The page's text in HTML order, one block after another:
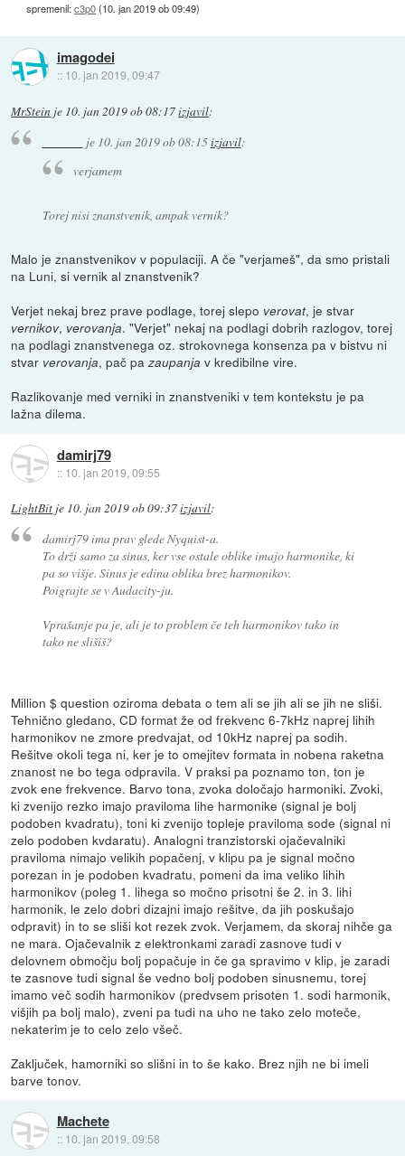
spremenil:c3p0(10. jan 2019 ob 09:49)
imagodei
:: 10. jan 2019, 09:47
MrStein je 10. jan 2019 ob 08:17izjavil:
je 10. jan 2019 ob 08:15izjavil:
verjamem
Torej nisi znanstvenik, ampak vernik?
Malo je znanstvenikov v populaciji. A če "verjameš", da smo pristali
na Luni, si vernik al znanstvenik?
Verjet nekaj brez prave podlage, torej slepo verovat, je stvar
vernikov, verovanja. "Verjet" nekaj na podlagi dobrih razlogov, torej
na podlagi znanstvenega oz. strokovnega konsenza pa v bistvu ni
stvar verovanja, pač pazaupanjav kredibilne vire.
Razlikovanje med verniki in znanstveniki v tem kontekstu je pa
lažna dilema.
damirj79
:: 10. jan 2019, 09:55
LightBit je 10. jan 2019 ob 09:37izjavil:
damirj79 ima prav glede Nyquist-a.
To drži samo za sinus, ker vse ostale oblike imajo harmonike, ki
pa so višje. Sinus je edina oblika brez harmonikov.
Poigrajte se v Audacity-ju.
Vprašanje pa je, ali je to problem če teh harmonikov tako in
tako ne slišiš?
Million $ question oziroma debata o tem ali se jih ali se jih ne sliši.
Tehnično gledano, CD format že od frekvenc 6-7kHz naprej lihih
harmonikov ne zmore predvajat, od 10kHz naprej pa sodih.
Rešitve okoli tega ni, ker je to omejitev formata in nobena raketna
znanost ne bo tega odpravila. V praksi pa poznamo ton, ton je
zvok ene frekvence. Barvo tona, zvoka določajo harmoniki. Zvoki,
ki zvenijo rezko imajo praviloma lihe harmonike (signal je bolj
podoben kvadratu), toni ki zvenijo topleje praviloma sode (signal ni
zelo podoben kvdaratu). Analogni tranzistorski ojačevalniki
praviloma nimajo velikih popačenj, v klipu pa je signal močno
porezan in je podoben kvadratu, pomeni da ima veliko lihih
harmonikov (poleg 1. lihega so močno prisotni še 2. in 3. lihi
harmonik, le zelo dobri dizajni imajo rešitve, da jih poskušajo
odpravit) in to se sliši kot rezek zvok. Verjamem, da skoraj nihče ga
ne mara. Ojačevalnik z elektronkami zaradi zasnove tudi v
delovnem območju bolj popačuje in če ga spravimo v klip, je zaradi
te zasnove tudi signal še vedno bolj podoben sinusnemu, torej
imamo več sodih harmonikov (predvsem prisoten 1. sodi harmonik,
višjih pa bolj malo), zveni pa tudi na uho ne tako zelo moteče,
nekaterim je to celo zelo všeč.
Zaključek, hamorniki so slišni in to še kako. Brez njih ne bi imeli
barve tonov.
Machete
:: 10. jan 2019, 09:58